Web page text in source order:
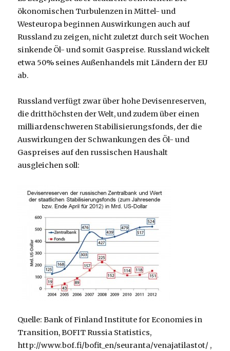
ökonomischen Turbulenzen in Mittel- und
Westeuropa beginnen Auswirkungen auch auf
Russland zu zeigen, nicht zuletzt durch seit Wochen
sinkende Öl- und somit Gaspreise. Russland wickelt
etwa 50% seines Außenhandels mit Ländern der EU
ab.
Russland verfügt zwar über hohe Devisenreserven,
die dritthöchsten der Welt, und zudem über einen
milliardenschweren Stabilisierungsfonds, der die
Auswirkungen der Schwankungen des Öl- und
Gaspreises auf den russischen Haushalt
ausgleichen soll:
Quelle: Bank of Finland Institute for Economies in
Transition, BOFIT Russia Statistics,
http://www.bof.fi/bofit_en/seuranta/venajatilastot/ ,